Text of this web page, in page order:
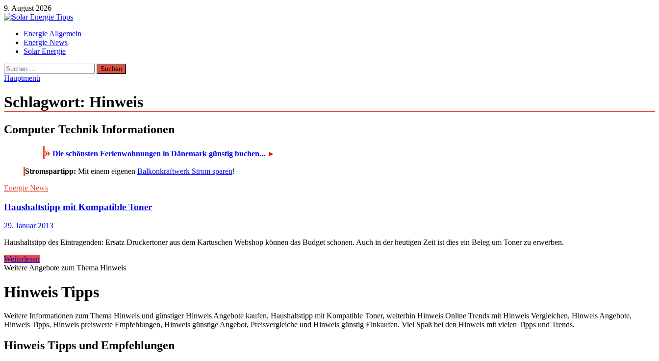
Zum
Inhalt
9. August 2026
Solar Energie Tipps
Solar Energie und Photovoltaik Informationen und Tipps
Energie Allgemein
Energie News
Solar Energie
Suchen
nach:
Hauptmenü
Schlagwort: Hinweis
Computer Technik Informationen
» Die schönsten Ferienwohnungen in Dänemark günstig buchen... ►
Stromspartipp: Mit einem eigenen Balkonkraftwerk Strom sparen!
Energie News
Haushaltstipp mit Kompatible Toner
29. Januar 2013
Haushaltstipp des Eintragenden: Ersatz Druckertoner aus dem Kartuschen Webshop können das Budget schonen. Auch in der heutigen Zeit ist dies ein Beleg um Toner zu erwerben.
Weiterlesen
Weitere Angebote zum Thema Hinweis
Hinweis Tipps
Weitere Informationen zum Thema Hinweis und günstiger Hinweis Angebote kaufen, Haushaltstipp mit Kompatible Toner, weiterhin Hinweis Online Trends mit Hinweis Vergleichen, Hinweis Angebote,
Hinweis Tipps, Hinweis preiswerte Empfehlungen, Hinweis günstige Angebot, Preisvergleiche und Hinweis günstig Einkaufen. Viel Spaß bei den Hinweis mit vielen Tipps und Trends.
Hinweis Tipps und Empfehlungen